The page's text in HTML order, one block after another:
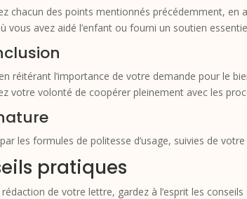
chacun des points mentionnés précédemment,
vous avez aidé l’enfant ou fourni un soutien
réitérant l’importance de votre demande pour le
votre volonté de coopérer pleinement avec les
les formules de politesse d’usage, suivies de
pratiques
de votre lettre, gardez à l’esprit les conseils